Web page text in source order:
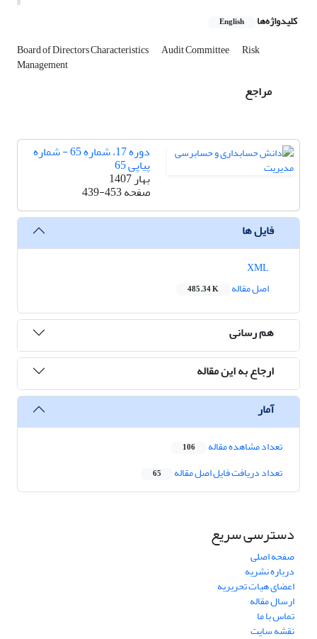
کلیدواژه‌ها English
Board of Directors Characteristics Audit Committee Risk
Management
مراجع
دوره 17، شماره 65 - شماره
پیاپی 65
بهار 1407
صفحه439-453
فایل ها
اصل مقاله
485.34 K
هم رسانی
ارجاع به این مقاله
آمار
تعداد مشاهده مقاله 106
تعداد دریافت فایل اصل مقاله 65
دسترسی سریع
صفحه اصلی
درباره نشریه
اعضای هیات تحریریه
ارسال مقاله
تماس با ما
نقشه سایت